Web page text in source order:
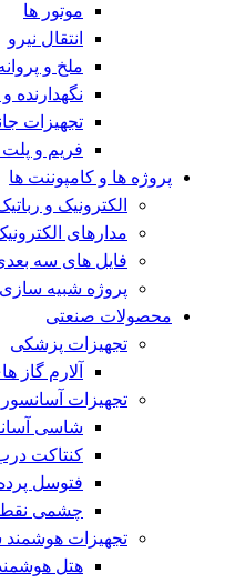
موتور ها
انتقال نیرو
ملخ و
نگهدارنده
تجهیزات
فریم و
پروژه ها و کامپوننت ها
الکترونیک و
مدارهای
فایل های سه
پروژه شبیه سازی
محصولات صنعتی
تجهیزات پزشکی
آلارم گاز
تجهیزات آسانسور
شاسی
کنتاکت
فتوسل
چشمی
تجهیزات
هتل